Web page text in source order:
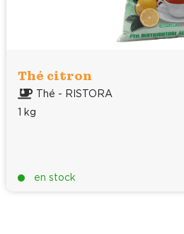
Thé citron
Thé - RISTORA
1 kg
en stock